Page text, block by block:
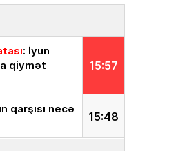
15:57
: İyun
qiymət
15:48
qarşısı necə